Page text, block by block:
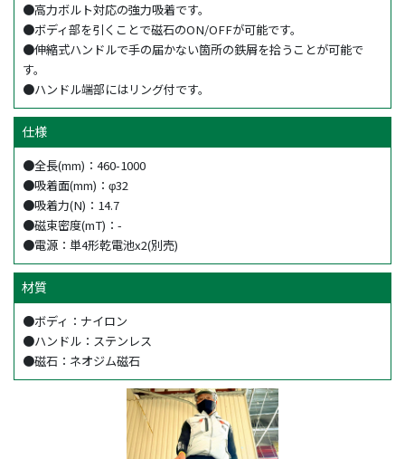
●高力ボルト対応の強力吸着です。
●ボディ部を引くことで磁石のON/OFFが可能です。
●伸縮式ハンドルで手の届かない箇所の鉄屑を拾うことが可能で
す。
●ハンドル端部にはリング付です。
仕様
●全長(mm)：460-1000
●吸着面(mm)：φ32
●吸着力(N)：14.7
●磁束密度(mT)：-
●電源：単4形乾電池x2(別売)
材質
●ボディ：ナイロン
●ハンドル：ステンレス
●磁石：ネオジム磁石